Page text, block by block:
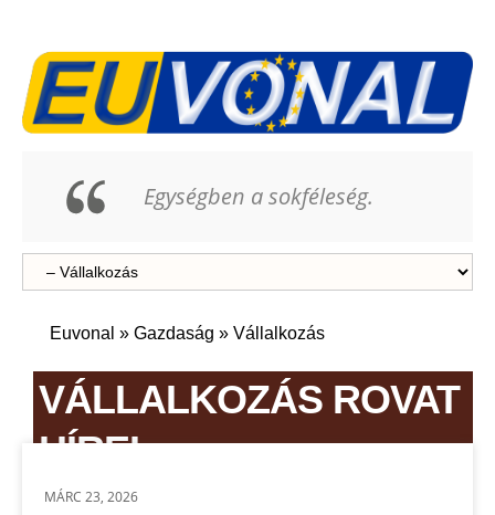
Egységben a sokféleség.
Euvonal » Gazdaság » Vállalkozás
VÁLLALKOZÁS ROVAT
HÍREI
VÁLLALKOZÁS
MÁRC 23, 2026